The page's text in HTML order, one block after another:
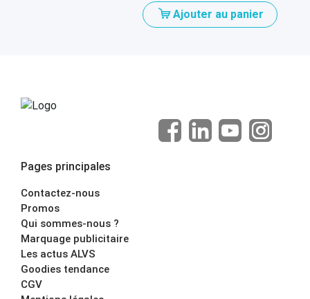
Ajouter au panier
Pages principales
Contactez-nous
Promos
Qui sommes-nous ?
Marquage publicitaire
Les actus ALVS
Goodies tendance
CGV